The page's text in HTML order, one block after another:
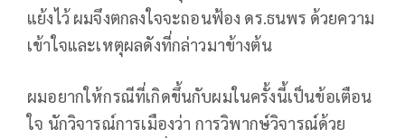
แย้งไว้ ผมจึงตกลงใจจะถอนฟ้อง ดร.ธนพร ด้วยความ
เข้าใจและเหตุผลดังที่กล่าวมาข้างต้น
ผมอยากให้กรณีที่เกิดขึ้นกับผมในครั้งนี้เป็นข้อเตือน
ใจ นักวิจารณ์การเมืองว่า การวิพากษ์วิจารณ์ด้วย